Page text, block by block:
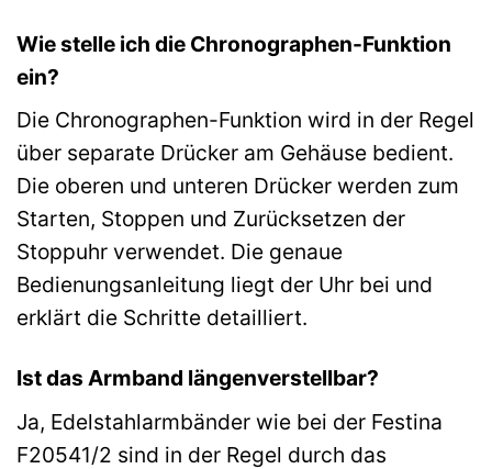
Wie stelle ich die Chronographen-Funktion
ein?
Die Chronographen-Funktion wird in der Regel
über separate Drücker am Gehäuse bedient.
Die oberen und unteren Drücker werden zum
Starten, Stoppen und Zurücksetzen der
Stoppuhr verwendet. Die genaue
Bedienungsanleitung liegt der Uhr bei und
erklärt die Schritte detailliert.
Ist das Armband längenverstellbar?
Ja, Edelstahlarmbänder wie bei der Festina
F20541/2 sind in der Regel durch das